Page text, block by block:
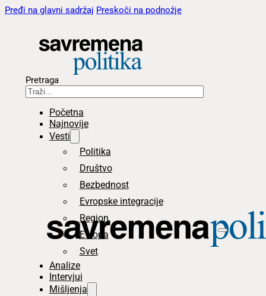
Pređi na glavni sadržaj Preskoči na podnožje
Pretraga
Početna
Najnovije
Vesti
Politika
Društvo
Bezbednost
Evropske integracije
Region
Evropa
Svet
Analize
Intervjui
Mišljenja